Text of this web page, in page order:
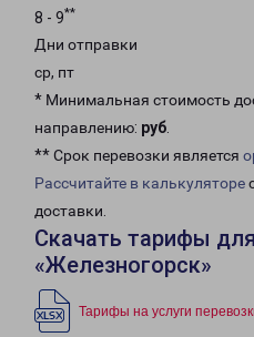
8 - 9**
Дни отправки
ср, пт
* Минимальная стоимость
направлению: руб.
** Срок перевозки является
Рассчитайте в калькуляторе
доставки.
Скачать тарифы
«Железногорск»
Тарифы на услуги